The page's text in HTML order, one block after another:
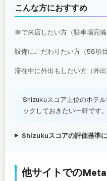
こんな方におすすめ
車で来店したい方（駐車場完備
設備にこだわりたい方（58項
滞在中に外出もしたい方（外出
Shizukuスコア上位のホテ
ックしておきたい一軒です。
Shizukuスコアの評価基準
他サイトでの